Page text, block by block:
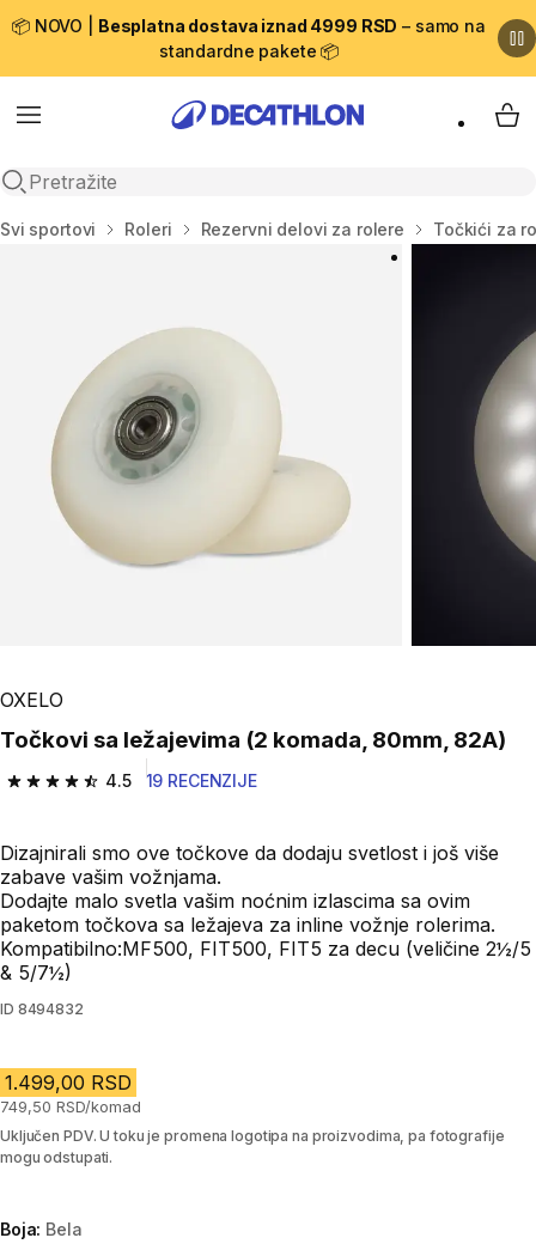
📦 NOVO | Besplatna dostava iznad 4999 RSD – samo na
standardne pakete 📦
Menu
Open search
My
Početna stranica
Svi sportovi Roleri Rezervni delovi za rolere Točkići za
OXELO
Točkovi sa ležajevima (2 komada, 80mm, 82A)
4.5
4.5 od 5 zvezdica from 19 Recenzije
19 RECENZIJE
Dizajnirali smo ove točkove da dodaju svetlost i još više
zabave vašim vožnjama.
Dodajte malo svetla vašim noćnim izlascima sa ovim
paketom točkova sa ležajeva za inline vožnje rolerima.
Kompatibilno:MF500, FIT500, FIT5 za decu (veličine 2½/5
& 5/7½)
ID 8494832
1.499,00 RSD
749,50 RSD/komad
Uključen PDV. U toku je promena logotipa na proizvodima, pa fotografije
mogu odstupati.
Boja: Bela